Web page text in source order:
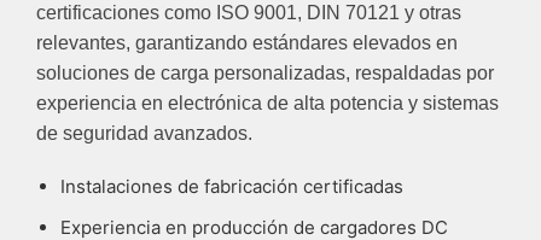
certificaciones como ISO 9001, DIN 70121 y otras
relevantes, garantizando estándares elevados en
soluciones de carga personalizadas, respaldadas por
experiencia en electrónica de alta potencia y sistemas
de seguridad avanzados.
Instalaciones de fabricación certificadas
Experiencia en producción de cargadores DC